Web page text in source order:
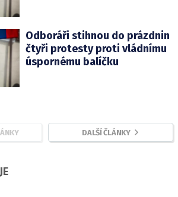
Odboráři stihnou do prázdnin
čtyři protesty proti vládnímu
úspornému balíčku
DALŠÍ ČLÁNKY